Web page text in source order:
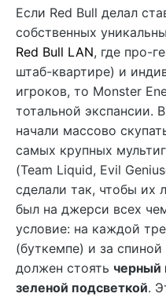
Если Red Bull делал
собственных
Red Bull LAN, где про-
штаб-квартире) и
игроков, то Monster
тотальной экспансии.
начали массово
самых крупных
(Team Liquid, Evil
сделали так, чтобы их
был на джерси всех
условие: на каждой
(буткемпе) и за
должен стоять черный
зеленой подсветкой.